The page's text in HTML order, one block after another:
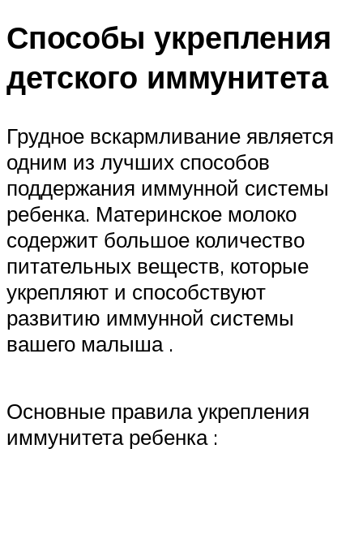
Способы укрепления
детского иммунитета
Грудное вскармливание является
одним из лучших способов
поддержания иммунной системы
ребенка. Материнское молоко
содержит большое количество
питательных веществ, которые
укрепляют и способствуют
развитию иммунной системы
вашего малыша .
Основные правила укрепления
иммунитета ребенка :